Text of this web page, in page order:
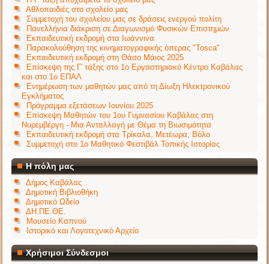
Αθλοπαιδιές στο σχολείο μας
Συμμετοχή του σχολείου μας σε δράσεις ενεργού πολίτη
Πανελλήνια διάκριση σε Διαγωνισμό Φυσικών Επιστημών
Εκπαιδευτική εκδρομή στα Ιωάννινα
Παρακολούθηση της κινηματογραφικής όπερας "Tosca"
Εκπαιδευτική εκδρομή στη Θάσο Μάιος 2025
Επίσκεψη της Γ' τάξης στο 1ο Εργαστηριακό Κέντρο Καβάλας
και στο 1ο ΕΠΑΛ
Ενημέρωση των μαθητών μας από τη Δίωξη Ηλεκτρονικού
Εγκλήματος
Πρόγραμμα εξετάσεων Ιουνίου 2025
Επίσκεψη Μαθητών του 1ου Γυμνασίου Καβάλας στη
Νυρεμβέργη - Μια Ανταλλαγή με Θέμα τη Βιωσιμότητα
Εκπαιδευτική εκδρομή στα Τρίκαλα, Μετέωρα, Βόλο
Συμμετοχή στο 1ο Μαθητικό Φεστιβάλ Τοπικής Ιστορίας
Η πόλη μας
Δήμος Καβάλας
Δημοτική Βιβλιοθήκη
Δημοτικό Ωδείο
ΔΗ.ΠΕ.ΘΕ.
Μουσείο Καπνού
Ιστορικό και Λογοτεχνικό Αρχείο
Χρήσιμοι Σύνδεσμοι